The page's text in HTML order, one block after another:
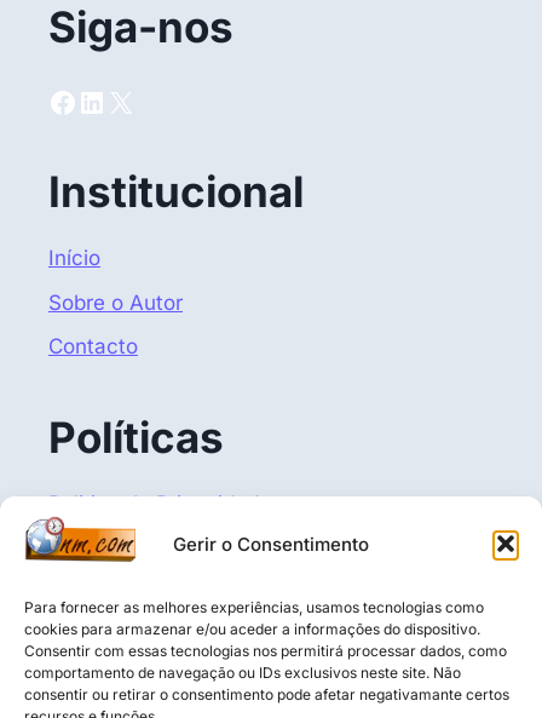
Gerir o Consentimento
Para fornecer as melhores experiências, usamos tecnologias como
cookies para armazenar e/ou aceder a informações do dispositivo.
Consentir com essas tecnologias nos permitirá processar dados, como
comportamento de navegação ou IDs exclusivos neste site. Não
consentir ou retirar o consentimento pode afetar negativamante certos
Siga-nos
Facebook
LinkedIn
X
Institucional
Início
Sobre o Autor
Contacto
Políticas
Politica de Privacidade
Termos e Condições